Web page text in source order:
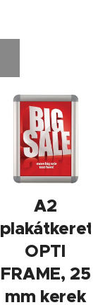
A2
plakátkeret
OPTI
FRAME, 25
mm kerek